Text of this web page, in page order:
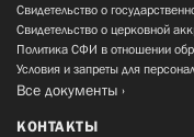
Свидетельство о
Свидетельство о церковной
Политика СФИ в отношении
Условия и запреты для
Все документы
КОНТАКТЫ